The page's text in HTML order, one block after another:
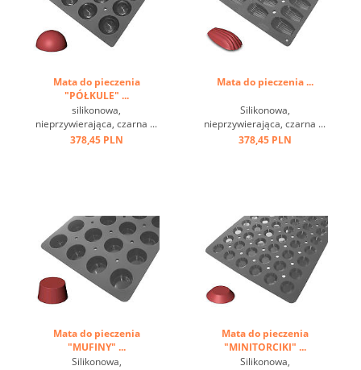
Mata do pieczenia
"PÓŁKULE" ...
silikonowa,
nieprzywierająca, czarna ...
378,45 PLN
Mata do pieczenia ...
Silikonowa,
nieprzywierająca, czarna ...
378,45 PLN
Mata do pieczenia
"MUFINY" ...
Silikonowa,
Mata do pieczenia
"MINITORCIKI" ...
Silikonowa,